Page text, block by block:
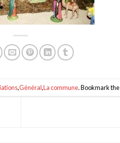
,Général,La commune. Bookmark the